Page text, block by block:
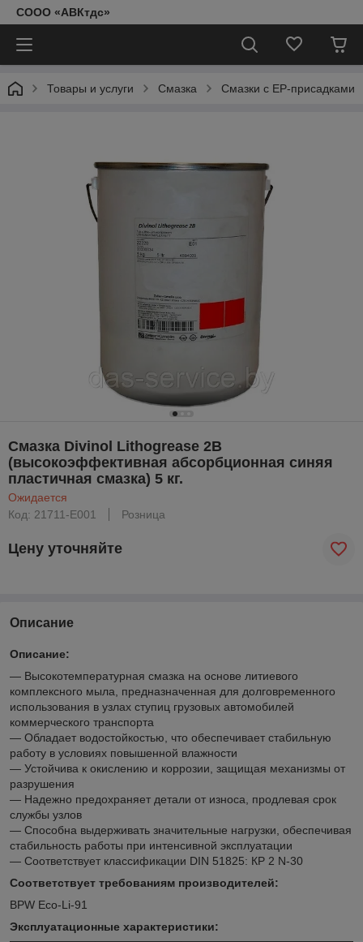
СООО «АВКтдс»
Товары и услуги Смазка Смазки с EP-присадками
Смазка Divinol Lithogrease 2B
(высокоэффективная абсорбционная синяя
пластичная смазка) 5 кг.
Ожидается
Код: 21711-E001
Розница
Цену уточняйте
Описание
Описание:
— Высокотемпературная смазка на основе литиевого
комплексного мыла, предназначенная для долговременного
использования в узлах ступиц грузовых автомобилей
коммерческого транспорта
— Обладает водостойкостью, что обеспечивает стабильную
работу в условиях повышенной влажности
— Устойчива к окислению и коррозии, защищая механизмы от
разрушения
— Надежно предохраняет детали от износа, продлевая срок
службы узлов
— Способна выдерживать значительные нагрузки, обеспечивая
стабильность работы при интенсивной эксплуатации
— Соответствует классификации DIN 51825: КР 2 N-30
Соответствует требованиям производителей:
BPW Eco-Li-91
Эксплуатационные характеристики: